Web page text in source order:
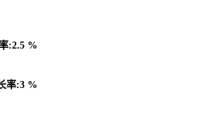
:2.5 %
率:3 %